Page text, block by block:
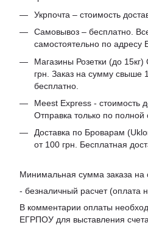
Укрпочта – стоимость
Самовывоз – бесплатно.
самостоятельно по адресу
Магазины Розетки (до
грн. Заказ на сумму свыше
бесплатно.
Meest Express - стоимость
Отправка только по полной
Доставка по Броварам
от 100 грн. Бесплатная
Минимальная сумма заказа на
- безналичный расчет (оплата
В комментарии оплаты
ЕГРПОУ для выставления счета